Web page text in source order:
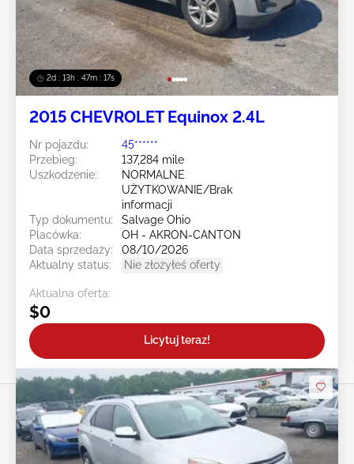
2d : 13h : 47m : 14s
2015 CHEVROLET Equinox 2.4L
Nr pojazdu:
45******
Przebieg:
137,284 mile
Uszkodzenie:
NORMALNE
UŻYTKOWANIE/Brak
informacji
Typ dokumentu:
Salvage Ohio
Placówka:
OH - AKRON-CANTON
Data sprzedaży:
08/10/2026
Aktualny status:
Nie złożyłeś oferty
Aktualna oferta:
$0
Licytuj teraz!